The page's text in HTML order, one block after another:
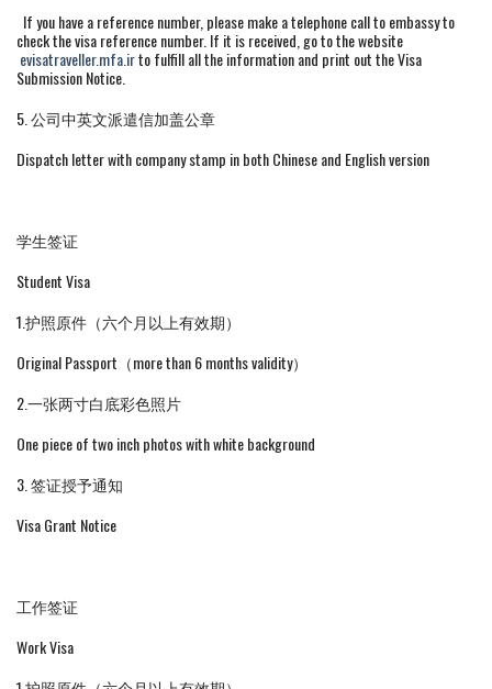
If you have a reference number, please make a telephone call to embassy to
check the visa reference number. If it is received, go to the website
evisatraveller.mfa.irto fulfill all the information and print out the Visa
Submission Notice.
5. 公司中英文派遣信加盖公章
Dispatch letter with company stamp in both Chinese and English version
学生签证
Student Visa
1.护照原件（六个月以上有效期）
Original Passport（more than 6 months validity）
2.一张两寸白底彩色照片
One piece of two inch photos with white background
3. 签证授予通知
Visa Grant Notice
工作签证
Work Visa